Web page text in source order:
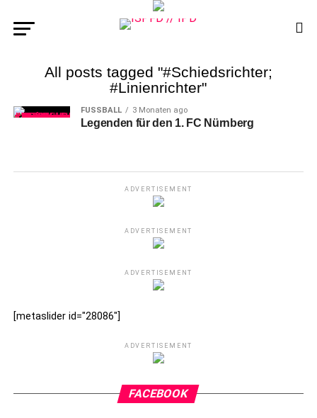
All posts tagged "#Schiedsrichter;
#Linienrichter"
FUSSBALL 3 Monaten ago
Legenden für den 1. FC Nürnberg
ADVERTISEMENT
ADVERTISEMENT
ADVERTISEMENT
[metaslider id="28086"]
ADVERTISEMENT
FACEBOOK